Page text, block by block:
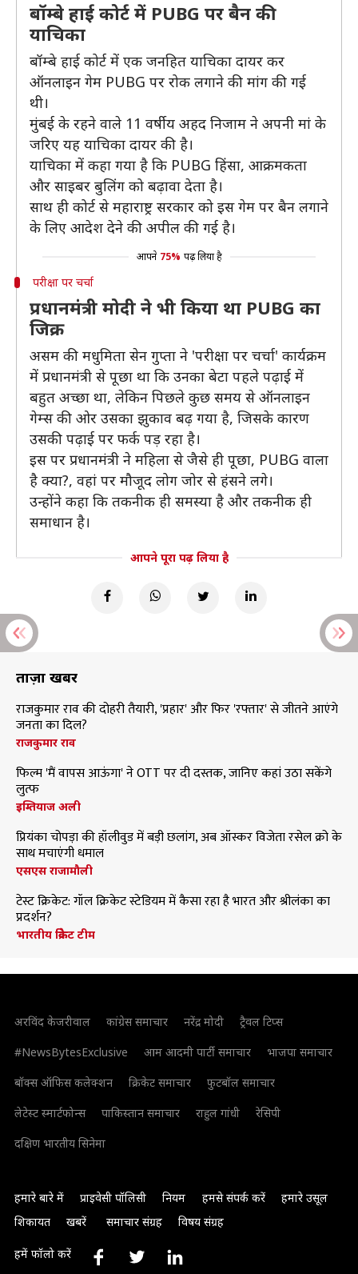
बॉम्बे हाई कोर्ट में PUBG पर बैन की
याचिका
बॉम्बे हाई कोर्ट में एक जनहित याचिका दायर कर
ऑनलाइन गेम PUBG पर रोक लगाने की मांग की गई
थी।
मुंबई के रहने वाले 11 वर्षीय अहद निजाम ने अपनी मां के
जरिए यह याचिका दायर की है।
याचिका में कहा गया है कि PUBG हिंसा, आक्रमकता
और साइबर बुलिंग को बढ़ावा देता है।
साथ ही कोर्ट से महाराष्ट्र सरकार को इस गेम पर बैन लगाने
के लिए आदेश देने की अपील की गई है।
आपने 75% पढ़ लिया है
परीक्षा पर चर्चा
प्रधानमंत्री मोदी ने भी किया था PUBG का
जिक्र
असम की मधुमिता सेन गुप्ता ने 'परीक्षा पर चर्चा' कार्यक्रम
में प्रधानमंत्री से पूछा था कि उनका बेटा पहले पढ़ाई में
बहुत अच्छा था, लेकिन पिछले कुछ समय से ऑनलाइन
गेम्स की ओर उसका झुकाव बढ़ गया है, जिसके कारण
उसकी पढ़ाई पर फर्क पड़ रहा है।
इस पर प्रधानमंत्री ने महिला से जैसे ही पूछा, PUBG वाला
है क्या?, वहां पर मौजूद लोग जोर से हंसने लगे।
उन्होंने कहा कि तकनीक ही समस्या है और तकनीक ही
समाधान है।
आपने पूरा पढ़ लिया है
ताज़ा खबरें
राजकुमार राव की दोहरी तैयारी, 'प्रहार' और फिर 'रफ्तार' से जीतने आएंगे
जनता का दिल?
राजकुमार राव
फिल्म 'मैं वापस आऊंगा' ने OTT पर दी दस्तक, जानिए कहां उठा सकेंगे
लुत्फ
इम्तियाज अली
प्रियंका चोपड़ा की हॉलीवुड में बड़ी छलांग, अब ऑस्कर विजेता रसेल क्रो के
साथ मचाएंगी धमाल
एसएस राजामौली
टेस्ट क्रिकेट: गॉल क्रिकेट स्टेडियम में कैसा रहा है भारत और श्रीलंका का
प्रदर्शन?
भारतीय क्रिकेट टीम
अरविंद केजरीवाल कांग्रेस समाचार नरेंद्र मोदी
ट्रैवल टिप्स
#NewsBytesExclusive
आम आदमी पार्टी समाचार
भाजपा समाचार
बॉक्स ऑफिस कलेक्शन
क्रिकेट समाचार
फुटबॉल समाचार
लेटेस्ट स्मार्टफोन्स
पाकिस्तान समाचार राहुल गांधी
रेसिपी
दक्षिण भारतीय सिनेमा
हमारे बारे में प्राइवेसी पॉलिसी नियम हमसे संपर्क करें
हमारे उसूल
शिकायत
खबरें समाचार संग्रह विषय संग्रह
हमें फॉलो करें